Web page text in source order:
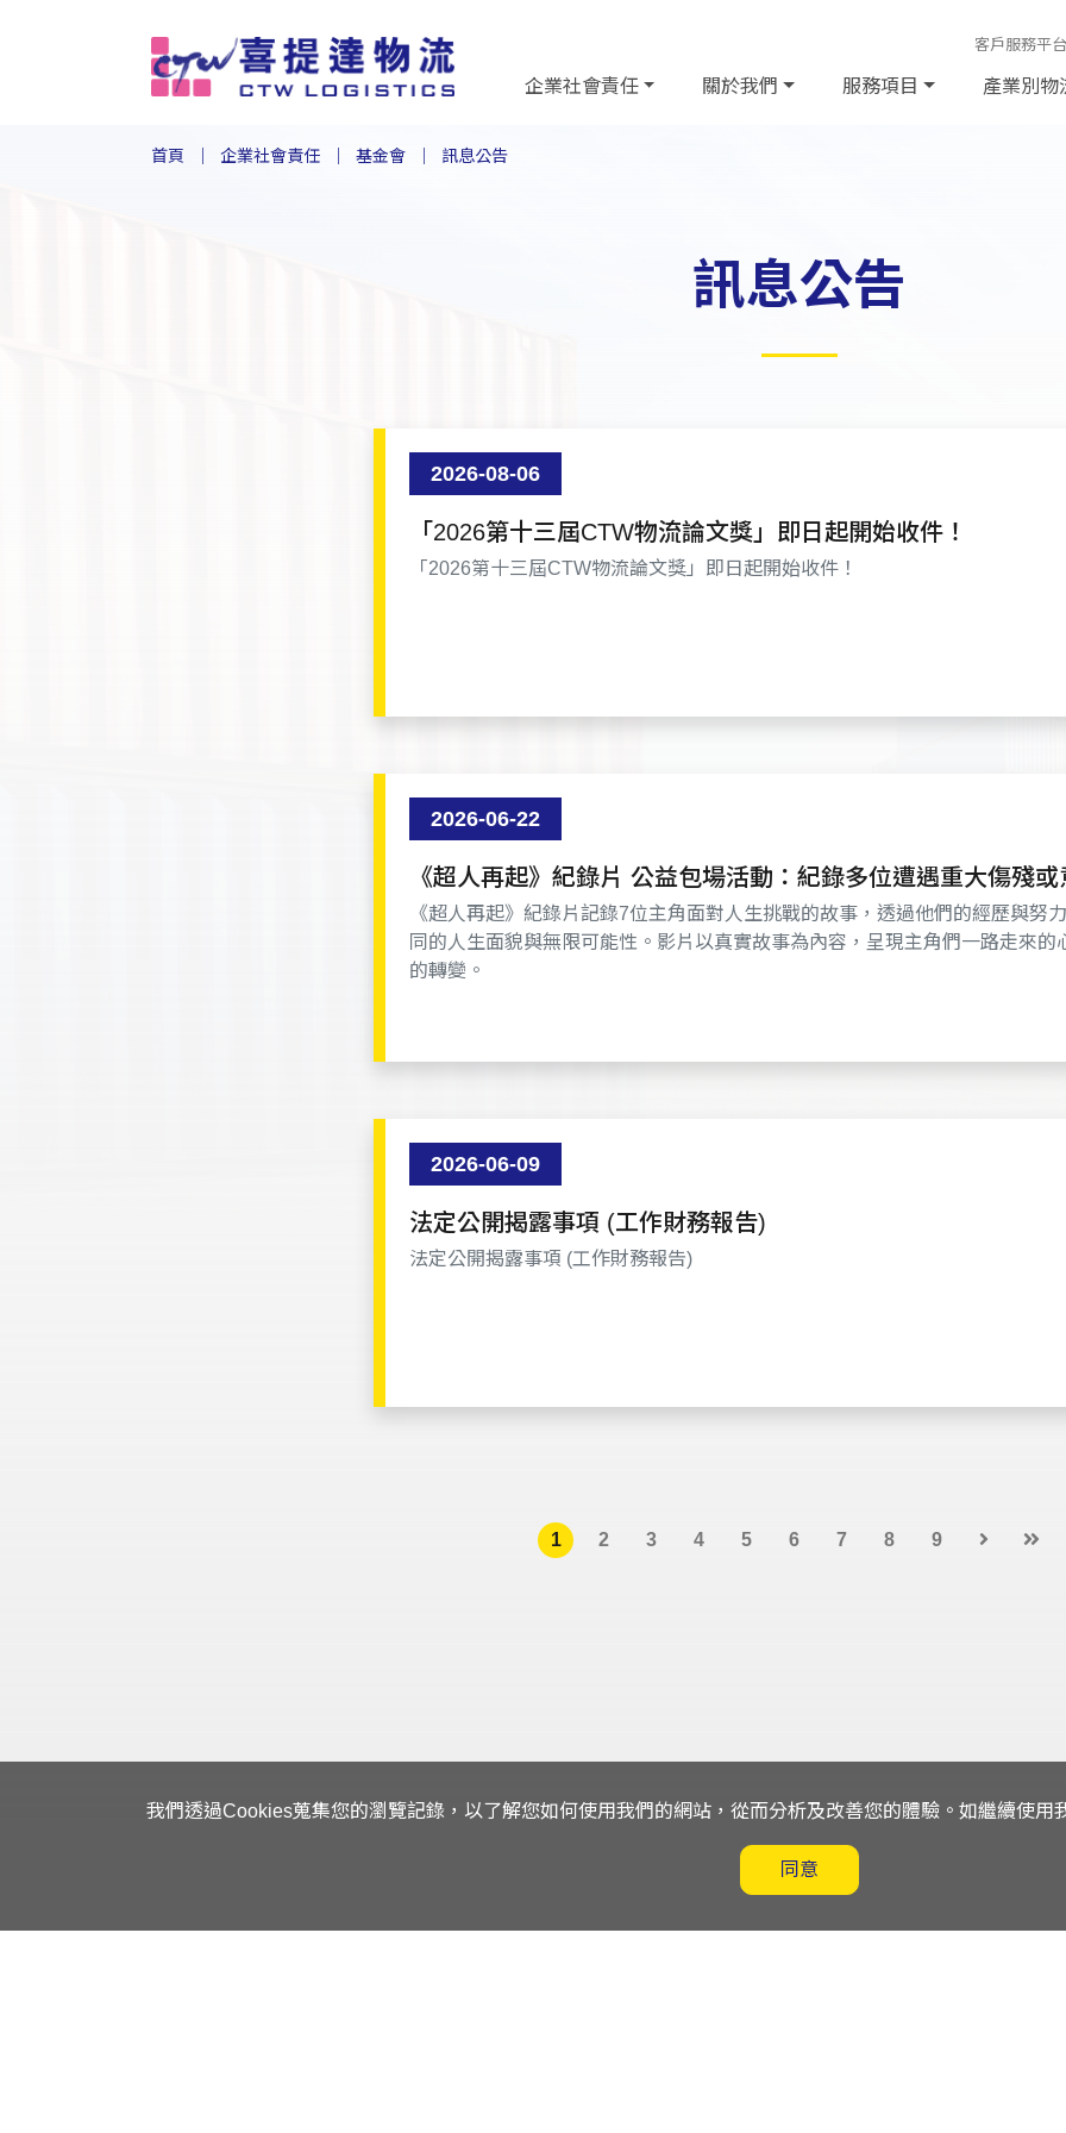
客戶服務平台
企業社會責任 關於我們 服務項目 產業別物
首頁 企業社會責任 基金會 訊息公告
訊息公告
2026-08-06
「2026第十三屆CTW物流論文獎」即日起開始收件！
「2026第十三屆CTW物流論文獎」即日起開始收件！
2026-06-22
《超人再起》紀錄片 公益包場活動：紀錄多位遭遇重大傷殘
士，如何克服劇變、重拾希望的真人真事
《超人再起》紀錄片記錄7位主角面對人生挑戰的故事，透過他們的經歷與努
同的人生面貌與無限可能性。影片以真實故事為內容，呈現主角們一路走來的
的轉變。
2026-06-09
法定公開揭露事項 (工作財務報告)
法定公開揭露事項 (工作財務報告)
1 2 3 4 5 6 7 8 9
我們透過Cookies蒐集您的瀏覽記錄，以了解您如何使用我們的網站，從而分析及改善您的體驗。如繼續使
同意